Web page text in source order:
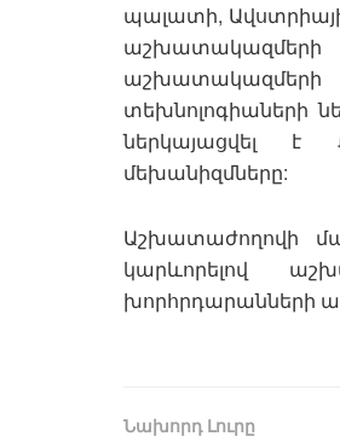
պալատի,
տեխնոլոգիաների
ներկայացվել է
մեխանիզմները:
Աշխատաժողովի
կարևորելով
խորհրդարանների
Նախորդ Լուրը